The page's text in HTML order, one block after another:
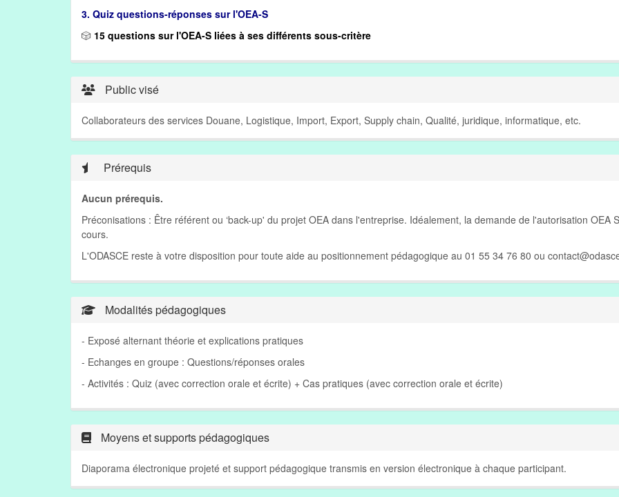
3. Quiz questions-réponses sur l'OEA-S
🎲 15 questions sur l'OEA-S liées à ses différents sous-critère
Public visé
Collaborateurs des services Douane, Logistique, Import, Export, Supply chain, Qualité, juridique, informatique, etc.
Prérequis
Aucun prérequis.
Préconisations : Être référent ou ‘back-up' du projet OEA dans l'entreprise. Idéalement, la demande de l'autorisation OEA
cours.
L'ODASCE reste à votre disposition pour toute aide au positionnement pédagogique au 01 55 34 76 80 ou
Modalités pédagogiques
- Exposé alternant théorie et explications pratiques
- Echanges en groupe : Questions/réponses orales
- Activités : Quiz (avec correction orale et écrite) + Cas pratiques (avec correction orale et écrite)
Moyens et supports pédagogiques
Diaporama électronique projeté et support pédagogique transmis en version électronique à chaque participant.